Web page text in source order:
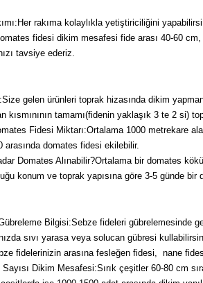
rakıma kolaylıkla yetiştiriciliğini
fidesi dikim mesafesi fide arası 40-60
tavsiye ederiz.
gelen ürünleri toprak hizasında dikim
kısmınının tamamı(fidenin yaklaşık 3 te 2 si)
Fidesi Miktarı:Ortalama 1000 metrekare
arasında domates fidesi ekilebilir.
Domates Alınabilir?Ortalama bir domates
konum ve toprak yapısına göre 3-5 günde
Bilgisi:Sebze fideleri gübrelemesinde
sıvı yarasa veya solucan gübresi
fidelerinizin arasına fesleğen fidesi, nane
Dikim Mesafesi:Sırık çeşitler 60-80 cm